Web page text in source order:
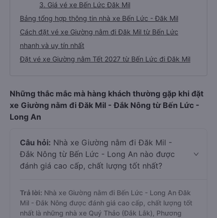
3. Giá vé xe Bến Lức Đăk Mil
Bảng tổng hợp thông tin nhà xe Bến Lức - Đăk Mil
Cách đặt vé xe Giường nằm đi Đăk Mil từ Bến Lức
nhanh và uy tín nhất
Đặt vé xe Giường nằm Tết 2027 từ Bến Lức đi Đăk Mil
Những thắc mắc mà hàng khách thường gặp khi đặt
xe Giường nằm đi Đăk Mil - Đắk Nông từ Bến Lức -
Long An
Câu hỏi: Nhà xe Giường nằm đi Đăk Mil -
Đắk Nông từ Bến Lức - Long An nào được
đánh giá cao cấp, chất lượng tốt nhất?
Trả lời: Nhà xe Giường nằm đi Bến Lức - Long An Đăk
Mil - Đắk Nông được đánh giá cao cấp, chất lượng tốt
nhất là những nhà xe Quý Thảo (Đắk Lắk), Phương